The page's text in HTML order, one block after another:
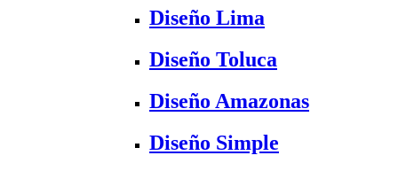
Diseño Lima
Diseño Toluca
Diseño Amazonas
Diseño Simple